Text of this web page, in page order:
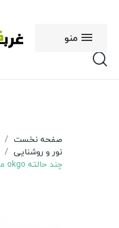
منو
صفحه نخست
نور و روشنایی
چند حالته okgo مدل fa-7936